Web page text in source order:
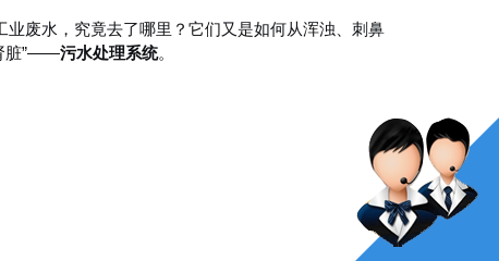
废水，究竟去了哪里？它们又是如何从浑浊、刺鼻
脏”——污水处理系统。